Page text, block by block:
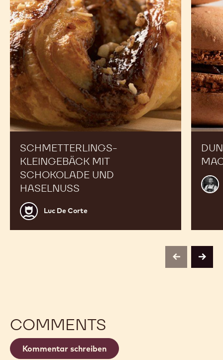
SCHMETTERLINGS-
KLEINGEBÄCK MIT
SCHOKOLADE UND
HASELNUSS
Luc
De
Corte
Luc De Corte
Schokolade
und
Haselnuss
previousnext
COMMENTS
Kommentar schreiben